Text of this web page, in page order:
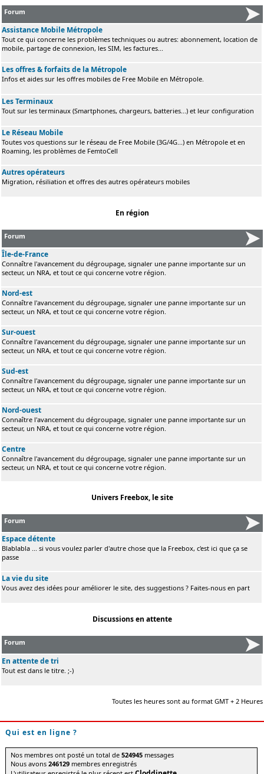
Forum
Assistance Mobile Métropole
Tout ce qui concerne les problèmes techniques ou autres: abonnement, location de
mobile, partage de connexion, les SIM, les factures...
Les offres & forfaits de la Métropole
Infos et aides sur les offres mobiles de Free Mobile en Métropole.
Les Terminaux
Tout sur les terminaux (Smartphones, chargeurs, batteries...) et leur configuration
Le Réseau Mobile
Toutes vos questions sur le réseau de Free Mobile (3G/4G...) en Métropole et en
Roaming, les problèmes de FemtoCell
Autres opérateurs
Migration, résiliation et offres des autres opérateurs mobiles
En région
Forum
Île-de-France
Connaître l'avancement du dégroupage, signaler une panne importante sur un
secteur, un NRA, et tout ce qui concerne votre région.
Nord-est
Connaître l'avancement du dégroupage, signaler une panne importante sur un
secteur, un NRA, et tout ce qui concerne votre région.
Sur-ouest
Connaître l'avancement du dégroupage, signaler une panne importante sur un
secteur, un NRA, et tout ce qui concerne votre région.
Sud-est
Connaître l'avancement du dégroupage, signaler une panne importante sur un
secteur, un NRA, et tout ce qui concerne votre région.
Nord-ouest
Connaître l'avancement du dégroupage, signaler une panne importante sur un
secteur, un NRA, et tout ce qui concerne votre région.
Centre
Connaître l'avancement du dégroupage, signaler une panne importante sur un
secteur, un NRA, et tout ce qui concerne votre région.
Univers Freebox, le site
Forum
Espace détente
Blablabla ... si vous voulez parler d'autre chose que la Freebox, c'est ici que ça se
passe
La vie du site
Vous avez des idées pour améliorer le site, des suggestions ? Faites-nous en part
Discussions en attente
Forum
En attente de tri
Tout est dans le titre. ;-)
Toutes les heures sont au format GMT + 2 Heures
Qui est en ligne ?
Nos membres ont posté un total de524945 messages
Nous avons246129 membres enregistrés